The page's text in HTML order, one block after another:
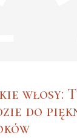
włosy:
do